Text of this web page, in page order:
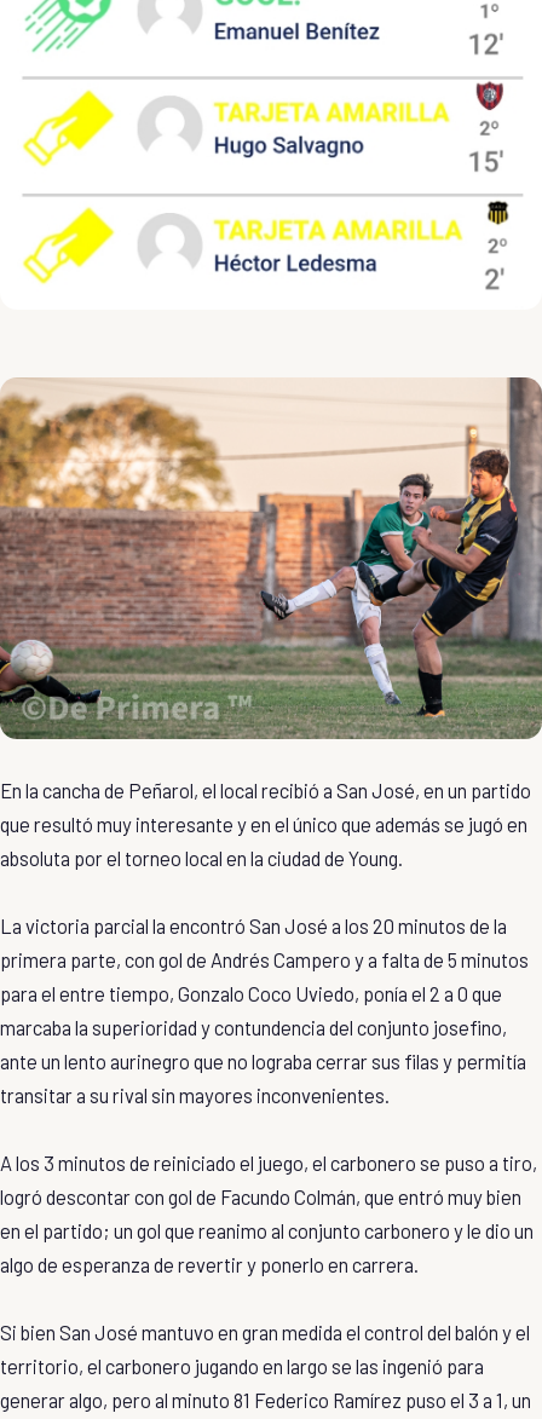
En la cancha de Peñarol, el local recibió a San José, en un partido
que resultó muy interesante y en el único que además se jugó en
absoluta por el torneo local en la ciudad de Young.
La victoria parcial la encontró San José a los 20 minutos de la
primera parte, con gol de Andrés Campero y a falta de 5 minutos
para el entre tiempo, Gonzalo Coco Uviedo, ponía el 2 a 0 que
marcaba la superioridad y contundencia del conjunto josefino,
ante un lento aurinegro que no lograba cerrar sus filas y permitía
transitar a su rival sin mayores inconvenientes.
A los 3 minutos de reiniciado el juego, el carbonero se puso a tiro,
logró descontar con gol de Facundo Colmán, que entró muy bien
en el partido; un gol que reanimo al conjunto carbonero y le dio un
algo de esperanza de revertir y ponerlo en carrera.
Si bien San José mantuvo en gran medida el control del balón y el
territorio, el carbonero jugando en largo se las ingenió para
generar algo, pero al minuto 81 Federico Ramírez puso el 3 a 1, un